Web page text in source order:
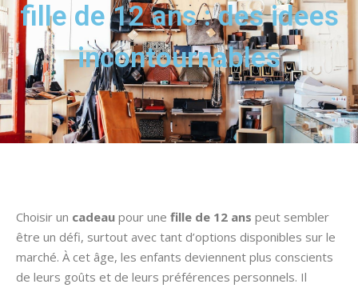
fille de 12 ans : des idees
incontournables
Choisir un cadeau pour une fille de 12 ans peut sembler
être un défi, surtout avec tant d’options disponibles sur le
marché. À cet âge, les enfants deviennent plus conscients
de leurs goûts et de leurs préférences personnels. Il